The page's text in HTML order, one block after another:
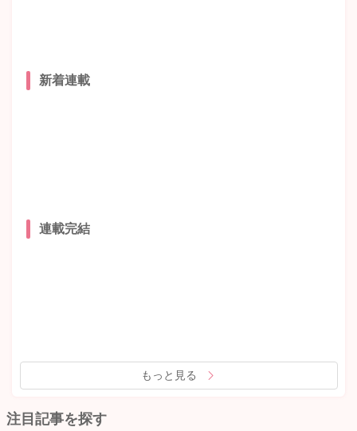
新着連載
連載完結
もっと見る
注目記事を探す